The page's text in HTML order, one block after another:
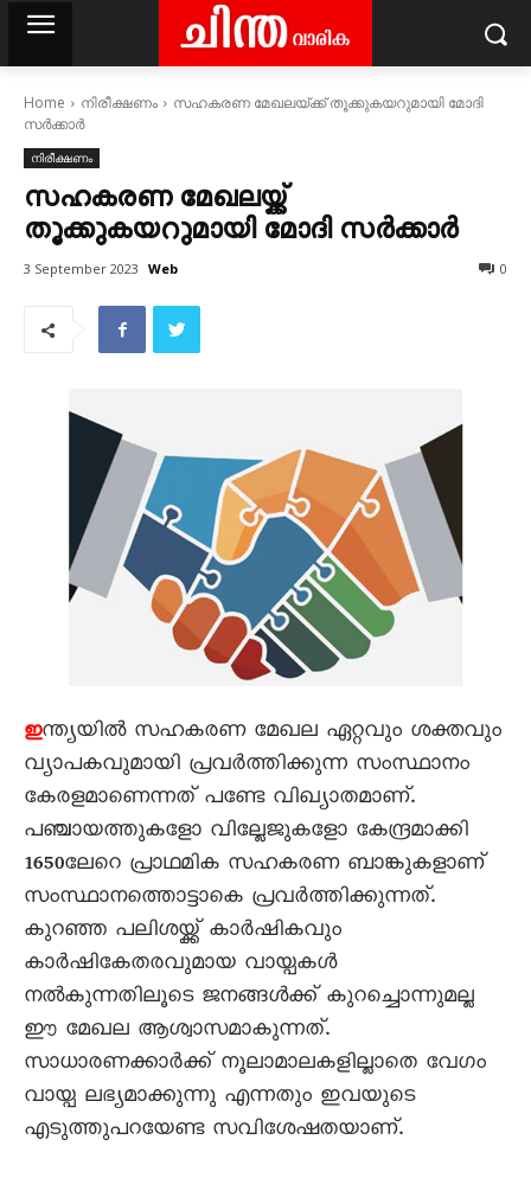
Home നിരീക്ഷണം
സഹകരണ മേഖലയ്ക്ക് തൂക്കുകയറുമായി മോദി
സർക്കാർ
നിരീക്ഷണം
സഹകരണ മേഖലയ്ക്ക്
തൂക്കുകയറുമായി മോദി സർക്കാർ
3 September 2023 Web 0
ഇന്ത്യയിൽ സഹകരണ മേഖല ഏറ്റവും ശക്തവും
വ്യാപകവുമായി പ്രവർത്തിക്കുന്ന സംസ്ഥാനം
കേരളമാണെന്നത് പണ്ടേ വിഖ്യാതമാണ്.
പഞ്ചായത്തുകളോ വില്ലേജുകളോ കേന്ദ്രമാക്കി
1650ലേറെ പ്രാഥമിക സഹകരണ ബാങ്കുകളാണ്
സംസ്ഥാനത്തൊട്ടാകെ പ്രവർത്തിക്കുന്നത്.
കുറഞ്ഞ പലിശയ്ക്ക് കാർഷികവും
കാർഷികേതരവുമായ വായ്പകൾ
നൽകുന്നതിലൂടെ ജനങ്ങൾക്ക് കുറച്ചൊന്നുമല്ല
ഈ മേഖല ആശ്വാസമാകുന്നത്.
സാധാരണക്കാർക്ക് നൂലാമാലകളില്ലാതെ വേഗം
വായ്പ ലഭ്യമാക്കുന്നു എന്നതും ഇവയുടെ
എടുത്തുപറയേണ്ട സവിശേഷതയാണ്.